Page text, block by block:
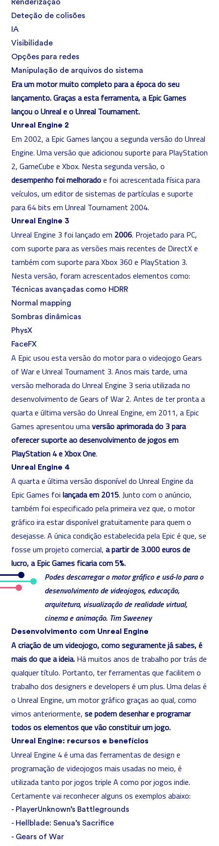
Renderização
Deteção de colisões
IA
Visibilidade
Opções para redes
Manipulação de arquivos do sistema
Era um motor muito completo para a época do seu
lançamento. Graças a esta ferramenta, a Epic Games
lançou o Unreal e o Unreal Tournament.
Unreal Engine 2
Em 2002, a Epic Games lançou a segunda versão do Unreal
Engine. Uma versão que adicionou suporte para PlayStation
2, GameCube e Xbox. Nesta segunda versão, o
desempenho foi melhoradoe foi acrescentada física para
veículos, um editor de sistemas de partículas e suporte
para 64 bits em Unreal Tournament 2004.
Unreal Engine 3
Unreal Engine 3 foi lançado em 2006. Projetado para PC,
com suporte para as versões mais recentes de DirectX e
também com suporte para Xbox 360 e PlayStation 3.
Nesta versão, foram acrescentados elementos como:
Técnicas avançadas como HDRR
Normal mapping
Sombras dinâmicas
PhysX
FaceFX
A Epic usou esta versão do motor para o videojogo Gears
of War e Unreal Tournament 3. Anos mais tarde, uma
versão melhorada do Unreal Engine 3 seria utilizada no
desenvolvimento de Gears of War 2. Antes de ter pronta a
quarta e última versão do Unreal Engine, em 2011, a Epic
Games apresentou umaversão aprimorada do 3 para
oferecer suporte ao desenvolvimento de jogos em
PlayStation 4 e Xbox One.
Unreal Engine 4
A quarta e última versão disponível do Unreal Engine da
Epic Games foi lançada em 2015. Junto com o anúncio,
também foi especificado pela primeira vez que, o motor
gráfico ira estar disponível gratuitamente para quem o
desejasse. A única condição estabelecida pela Epic é que, se
fosse um projeto comercial, a partir de 3.000 euros de
lucro, a Epic Games ficaria com 5%.
Podes descarregar o motor gráfico e usá-lo para o
desenvolvimento de videojogos, educação,
arquitetura, visualização de realidade virtual,
cinema e animação. Tim Sweeney
Desenvolvimento com Unreal Engine
A criação de um videojogo, como seguramente já sabes, é
mais do que a ideia. Há muitos anos de trabalho por trás de
qualquer título. Portanto, ter ferramentas que facilitem o
trabalho dos designers e developers é um plus. Uma delas é
o Unreal Engine, um motor gráfico graças ao qual, como
vimos anteriormente, se podem desenhar e programar
todos oselementos que vão constituir um jogo.
Unreal Engine: recursos e benefícios
Unreal Engine 4 é uma das ferramentas de design e
programação de videojogos mais usadas no meio, é
utilizada tanto por jogos triple A como por jogos indie.
Certamente vai reconhecer alguns os exemplos abaixo:
- PlayerUnknown’s Battlegrounds
- Hellblade: Senua’s Sacrifice
- Gears of War